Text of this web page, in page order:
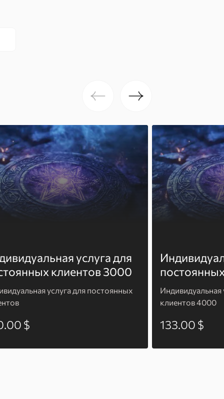
услуга для
клиентов 3000
услуга для постоянных
$
Индивидуальная
клиентов 4000
133.00 $